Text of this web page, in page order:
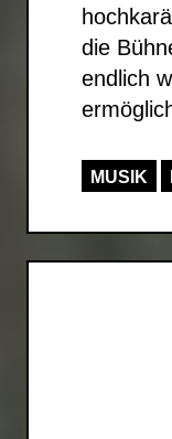
die
endlich
MUSIK